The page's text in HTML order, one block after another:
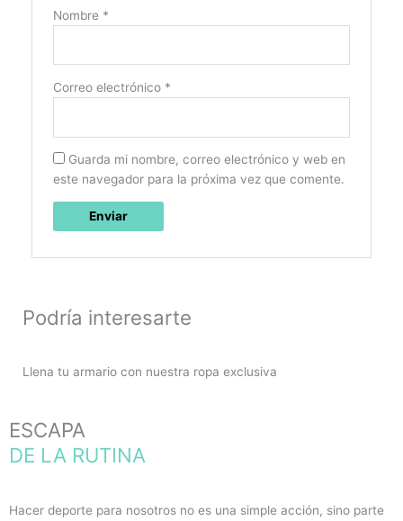
Nombre *
Correo electrónico *
Guarda mi nombre, correo electrónico y web en
este navegador para la próxima vez que comente.
Podría interesarte
Llena tu armario con nuestra ropa exclusiva
ESCAPA
DE LA RUTINA
Hacer deporte para nosotros no es una simple acción, sino parte